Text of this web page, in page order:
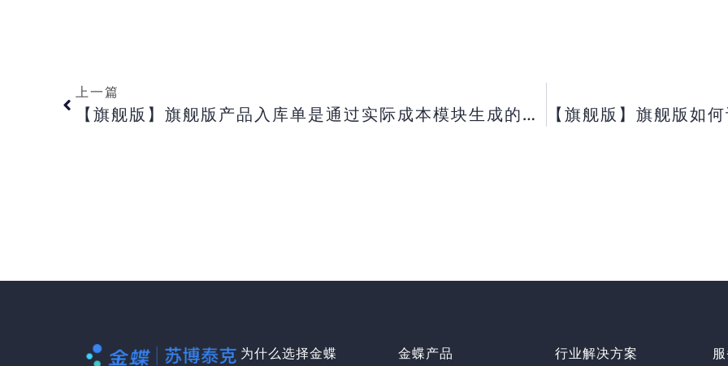
上一篇
【旗舰版】旗舰版产品入库单是通过实际成本模块生成的凭证， 怎么查到源单是哪一张单据？【专业版】专业版引出文件提示文档未保存？【标准版】标准版如何补提以前期间的折旧？
为什么选择金蝶 金蝶产品 行业解决方案